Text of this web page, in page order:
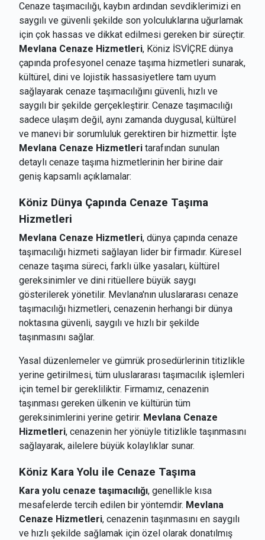
Cenaze taşımacılığı, kaybın ardından sevdiklerimizi en
saygılı ve güvenli şekilde son yolculuklarına uğurlamak
için çok hassas ve dikkat edilmesi gereken bir süreçtir.
Mevlana Cenaze Hizmetleri, Köniz İSVİÇRE dünya
çapında profesyonel cenaze taşıma hizmetleri sunarak,
kültürel, dini ve lojistik hassasiyetlere tam uyum
sağlayarak cenaze taşımacılığını güvenli, hızlı ve
saygılı bir şekilde gerçekleştirir. Cenaze taşımacılığı
sadece ulaşım değil, aynı zamanda duygusal, kültürel
ve manevi bir sorumluluk gerektiren bir hizmettir. İşte
Mevlana Cenaze Hizmetleri tarafından sunulan
detaylı cenaze taşıma hizmetlerinin her birine dair
geniş kapsamlı açıklamalar:
Köniz Dünya Çapında Cenaze Taşıma
Hizmetleri
Mevlana Cenaze Hizmetleri, dünya çapında cenaze
taşımacılığı hizmeti sağlayan lider bir firmadır. Küresel
cenaze taşıma süreci, farklı ülke yasaları, kültürel
gereksinimler ve dini ritüellere büyük saygı
gösterilerek yönetilir. Mevlana'nın uluslararası cenaze
taşımacılığı hizmetleri, cenazenin herhangi bir dünya
noktasına güvenli, saygılı ve hızlı bir şekilde
taşınmasını sağlar.
Yasal düzenlemeler ve gümrük prosedürlerinin titizlikle
yerine getirilmesi, tüm uluslararası taşımacılık işlemleri
için temel bir gerekliliktir. Firmamız, cenazenin
taşınması gereken ülkenin ve kültürün tüm
gereksinimlerini yerine getirir. Mevlana Cenaze
Hizmetleri, cenazenin her yönüyle titizlikle taşınmasını
sağlayarak, ailelere büyük kolaylıklar sunar.
Köniz Kara Yolu ile Cenaze Taşıma
Kara yolu cenaze taşımacılığı, genellikle kısa
mesafelerde tercih edilen bir yöntemdir. Mevlana
Cenaze Hizmetleri, cenazenin taşınmasını en saygılı
ve hızlı şekilde sağlamak için özel olarak donatılmış